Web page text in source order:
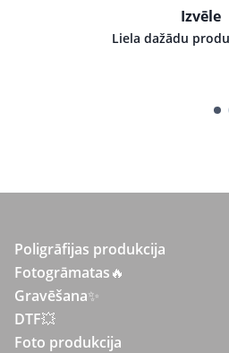
Izvēle
Liela dažādu
Poligrāfijas produkcija
Fotogrāmatas🔥
Gravēšana✨
DTF💥
Foto produkcija